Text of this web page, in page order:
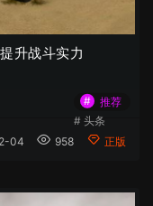
升战斗实力
#
推荐
# 头条
04 958 正版